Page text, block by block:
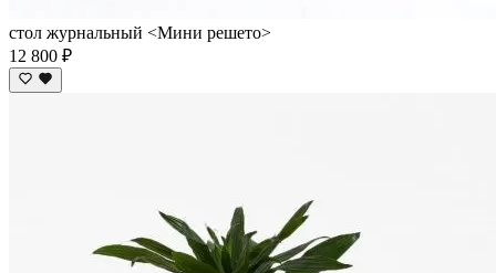
стол журнальный <Мини решето>
12 800 ₽